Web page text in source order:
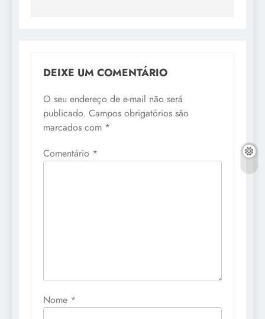
DEIXE UM COMENTÁRIO
O seu endereço de e-mail não será
publicado. Campos obrigatórios são
marcados com *
Comentário *
Nome *